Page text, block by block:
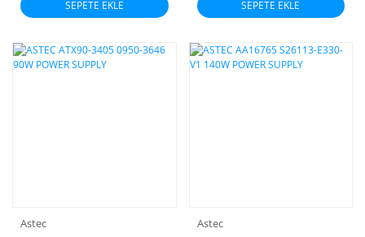
SEPETE EKLE SEPETE EKLE
Astec
Astec